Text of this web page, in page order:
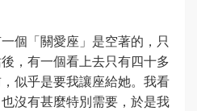
個「關愛座」是空著的，只
，有一個看上去只有四十多
似乎是要我讓座給她。我看
沒有甚麼特別需要，於是我